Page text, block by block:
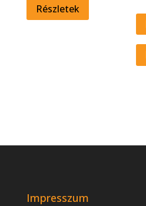
Részletek
Impresszum